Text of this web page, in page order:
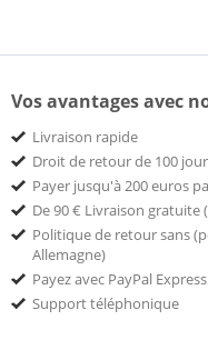
Vos avantages avec
Livraison rapide
Droit de retour de 100
Payer jusqu'à 200 euros
De 90 € Livraison gratuite
Politique de retour sans
Allemagne)
Payez avec PayPal Express
Support téléphonique